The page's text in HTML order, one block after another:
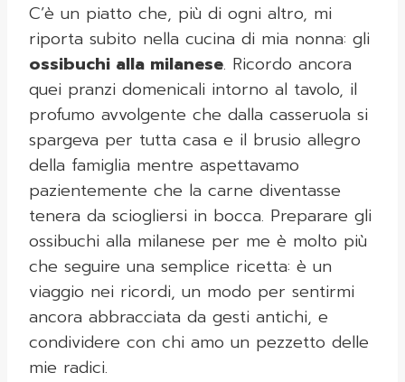
C’è un piatto che, più di ogni altro, mi
riporta subito nella cucina di mia nonna: gli
ossibuchi alla milanese. Ricordo ancora
quei pranzi domenicali intorno al tavolo, il
profumo avvolgente che dalla casseruola si
spargeva per tutta casa e il brusio allegro
della famiglia mentre aspettavamo
pazientemente che la carne diventasse
tenera da sciogliersi in bocca. Preparare gli
ossibuchi alla milanese per me è molto più
che seguire una semplice ricetta: è un
viaggio nei ricordi, un modo per sentirmi
ancora abbracciata da gesti antichi, e
condividere con chi amo un pezzetto delle
mie radici.